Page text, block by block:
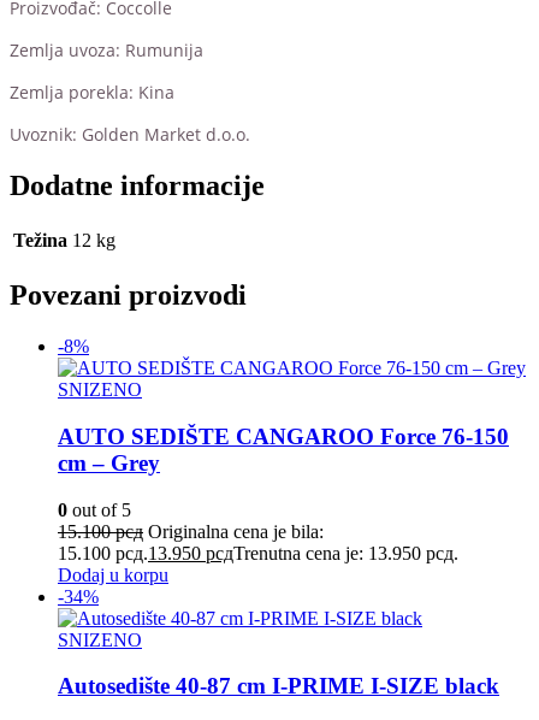
Proizvođač: Coccolle
Zemlja uvoza: Rumunija
Zemlja porekla: Kina
Uvoznik: Golden Market d.o.o.
Dodatne informacije
Težina 12 kg
Povezani proizvodi
-8%
SNIZENO
AUTO SEDIŠTE CANGAROO Force 76-150
cm – Grey
0 out of 5
15.100рсд Originalna cena je bila:
15.100 рсд.13.950 рсдTrenutna cena je: 13.950 рсд.
Dodaj u korpu
-34%
SNIZENO
Autosedište 40-87 cm I-PRIME I-SIZE black